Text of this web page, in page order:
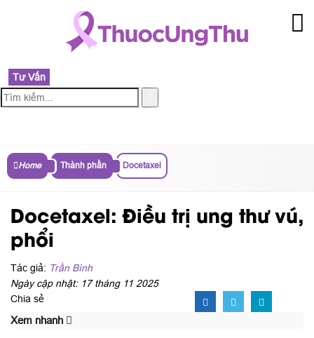
Tư Vấn
Home Thành phần Docetaxel
Docetaxel: Điều trị ung thư vú,
phổi
Tác giả: Trần Bình
Ngày cập nhật: 17 tháng 11 2025
Chia sẻ
Xem nhanh